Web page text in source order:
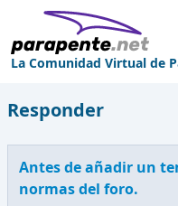
La Comunidad Virtual de
Responder
Antes de añadir un
normas del foro.